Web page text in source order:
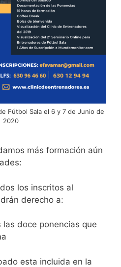
Fútbol Sala el 6 y 7 de Junio de
2020
más formación aún
los inscritos al
derecho a:
doce ponencias que
esta incluida en la